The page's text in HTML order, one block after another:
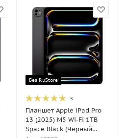
Без RuStore
5
Планшет Apple iPad Pro
13 (2025) M5 Wi-Fi 1TB
Space Black (Черный